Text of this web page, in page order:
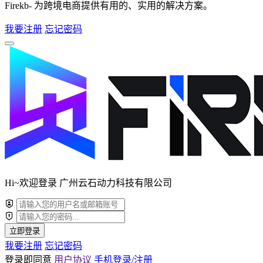
Firekb- 为跨境电商提供有用的、实用的解决方案。
我要注册 忘记密码
Hi~欢迎登录 广州云石动力科技有限公司
立即登录
我要注册 忘记密码
登录即同意 用户协议 手机登录/注册